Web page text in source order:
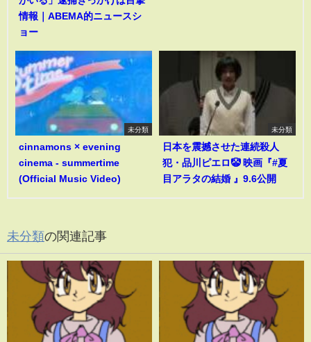
情報｜ABEMA的ニュースシ
ョー
未分類
cinnamons × evening
cinema - summertime
(Official Music Video)
未分類
日本を震撼させた連続殺人
犯・品川ピエロ🤡 映画『#夏
目アラタの結婚 』9.6公開
未分類の関連記事